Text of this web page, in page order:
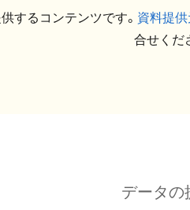
するコンテンツです。 資料提
合せくだ
データの